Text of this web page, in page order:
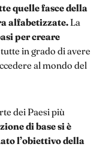
quelle fasce della
alfabetizzate. La
per creare
in grado di avere
al mondo del
dei Paesi più
di base si è
l’obiettivo della